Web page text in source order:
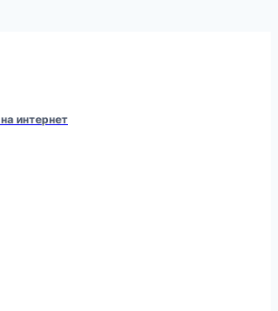
интернет